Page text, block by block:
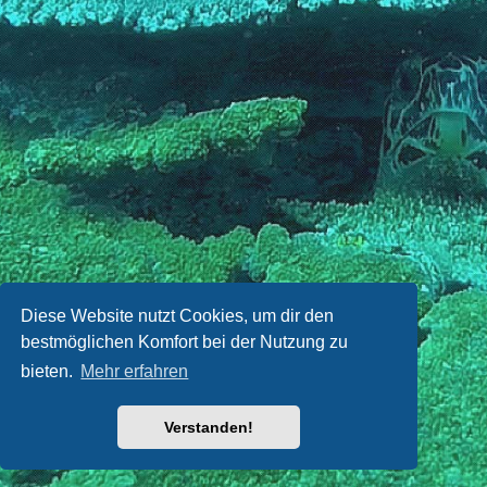
Diese Website nutzt Cookies, um dir den
bestmöglichen Komfort bei der Nutzung zu
bieten. Mehr erfahren
Verstanden!